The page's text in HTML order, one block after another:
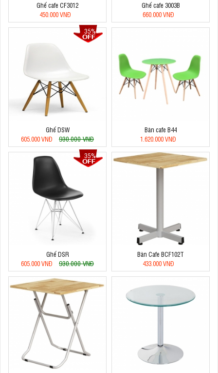
Ghế cafe CF3012
450.000 VNĐ
Ghế cafe 3003B
660.000 VNĐ
35%
Ghế DSW
605.000 VNĐ
930.000 VNĐ
Bàn cafe B44
1.620.000 VNĐ
35%
Ghế DSR
605.000 VNĐ
930.000 VNĐ
Bàn Cafe BCF102T
433.000 VNĐ